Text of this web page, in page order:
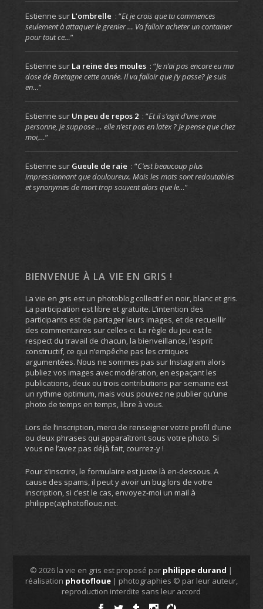
Estienne sur L’ombrelle : “Et je crois que tu commences
seulement à attaquer le grenier … Va falloir acheter un container
pour tout ce…”
Estienne sur La reine des moules : “Je n’ai pas encore eu ma
dose de Bretagne cette année. Il va falloir que j’y passe? Je suis
en…”
Estienne sur Un peu de repos 2 : “Et il s’agit d’une vraie
personne, je suppose … elle n’est pas en latex ? Je pense que chez
moi,…”
Estienne sur Gueule de raie : “C’est beaucoup plus
impressionnant que douloureux. Mais les mots sont redoutables
et synonymes de mort trop souvent alors que le…”
BIENVENUE À LA VIE EN GRIS !
La vie en gris est un photoblog collectif en noir, blanc et gris.
La participation est libre et gratuite. L’intention des
participants est de partager leurs images, et de recueillir
des commentaires sur celles-ci. La règle du jeu est le
respect du travail de chacun, la bienveillance, l’esprit
constructif, ce qui n’empêche pas les critiques
argumentées. Nous ne sommes pas sur Instagram alors
publiez vos images avec modération, en espaçant les
publications, deux ou trois contributions par semaine est
un rythme optimum, mais vous pouvez ne publier qu’une
photo de temps en temps, libre à vous.
Lors de l’inscription, merci de renseigner votre profil d’une
ou deux phrases qui apparaîtront sous votre photo. Si
vous ne l’avez pas déjà fait, courrez-y !
Pour s’inscrire, le formulaire est juste là en-dessous. A
cause des spams, il peut y avoir un bug lors de votre
inscription, si c’est le cas, envoyez-moi un mail à
philippe(a)photofloue.net.
© 2026 la vie en gris est proposé par philippe durand |
réalisation photofloue| photographies © par leur auteur,
reproduction interdite sans leur accord